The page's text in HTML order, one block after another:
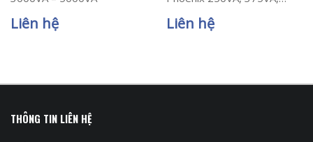
Liên hệ
500VA, 800VA, 1200VA
Liên hệ
THÔNG TIN LIÊN HỆ